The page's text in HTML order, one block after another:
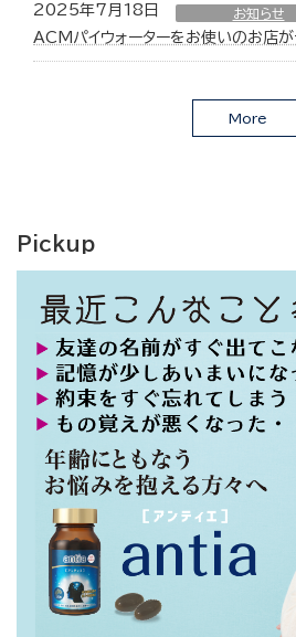
2025年7月18日 お知らせ
ACMパイウォーターをお使いのお店
More
Pickup